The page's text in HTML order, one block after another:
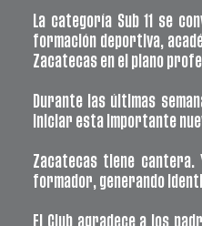
La categoría Sub 11 se
formación deportiva,
Zacatecas en el plano
Durante las últimas
iniciar esta importante
Zacatecas tiene cantera.
formador, generando
El Club agradece a los